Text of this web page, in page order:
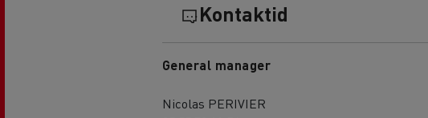
Kontaktid
General manager
Nicolas PERIVIER